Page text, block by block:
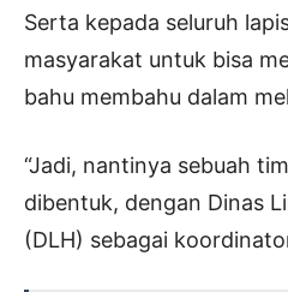
Serta kepada seluruh
masyarakat untuk bisa
bahu membahu dalam
“Jadi, nantinya sebuah
dibentuk, dengan Dinas
(DLH) sebagai